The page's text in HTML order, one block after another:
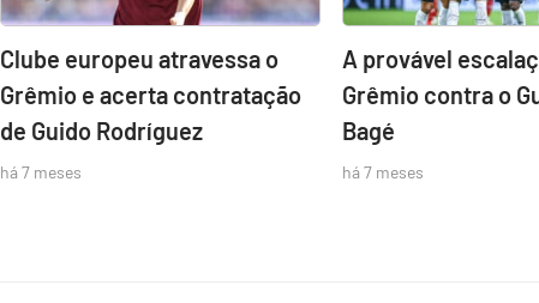
Clube europeu atravessa o
Grêmio e acerta contratação
de Guido Rodríguez
há 7 meses
A provável
Grêmio contra o
Bagé
há 7 meses